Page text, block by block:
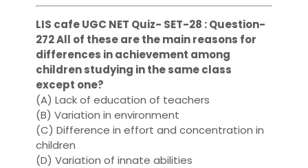
LIS cafe UGC NET Quiz- SET-28 : Question-
272 All of these are the main reasons for
differences in achievement among
children studying in the same class
except one?
(A) Lack of education of teachers
(B) Variation in environment
(C) Difference in effort and concentration in
children
(D) Variation of innate abilities